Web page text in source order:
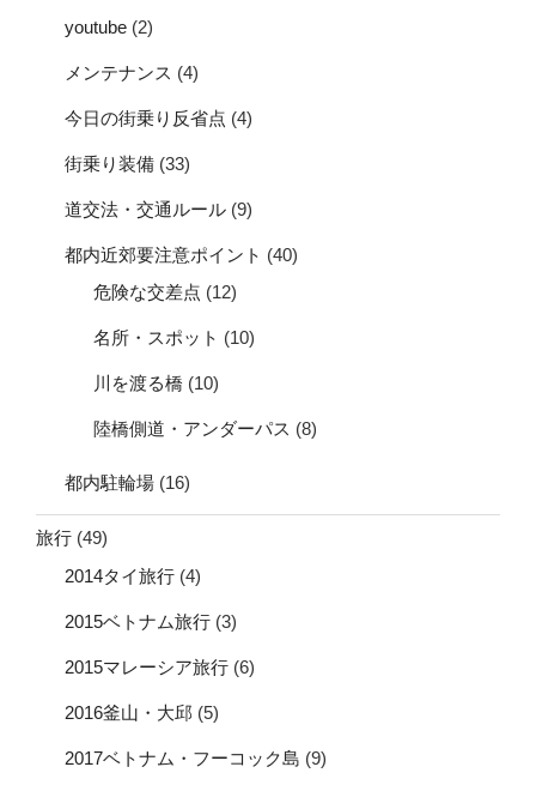
youtube (2)
メンテナンス (4)
今日の街乗り反省点 (4)
街乗り装備 (33)
道交法・交通ルール (9)
都内近郊要注意ポイント (40)
危険な交差点 (12)
名所・スポット (10)
川を渡る橋 (10)
陸橋側道・アンダーパス (8)
都内駐輪場 (16)
旅行 (49)
2014タイ旅行 (4)
2015ベトナム旅行 (3)
2015マレーシア旅行 (6)
2016釜山・大邱 (5)
2017ベトナム・フーコック島 (9)